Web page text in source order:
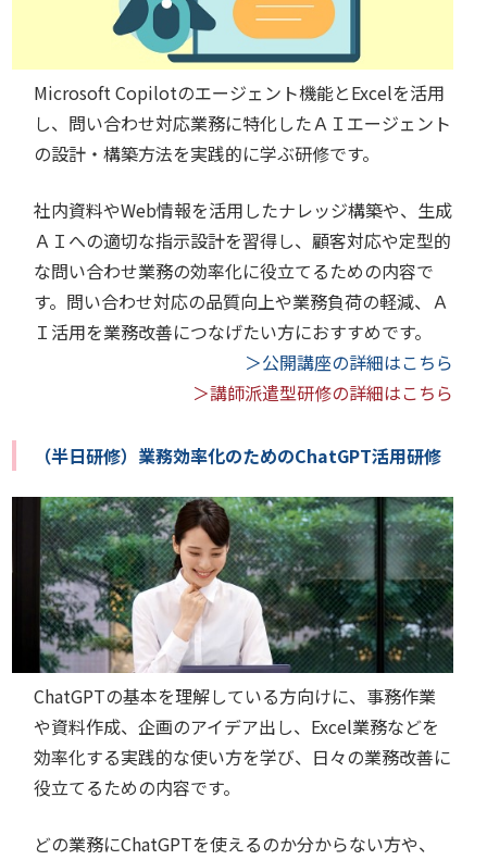
Microsoft Copilotのエージェント機能とExcelを活用
し、問い合わせ対応業務に特化したＡＩエージェント
の設計・構築方法を実践的に学ぶ研修です。
社内資料やWeb情報を活用したナレッジ構築や、生成
ＡＩへの適切な指示設計を習得し、顧客対応や定型的
な問い合わせ業務の効率化に役立てるための内容で
す。問い合わせ対応の品質向上や業務負荷の軽減、Ａ
Ｉ活用を業務改善につなげたい方におすすめです。
＞公開講座の詳細はこちら
＞講師派遣型研修の詳細はこちら
（半日研修）業務効率化のためのChatGPT活用研修
ChatGPTの基本を理解している方向けに、事務作業
や資料作成、企画のアイデア出し、Excel業務などを
効率化する実践的な使い方を学び、日々の業務改善に
役立てるための内容です。
どの業務にChatGPTを使えるのか分からない方や、